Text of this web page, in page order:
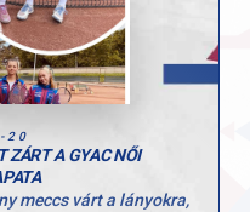
20
ZÁRT A GYAC NŐI
meccs várt a lányokra,